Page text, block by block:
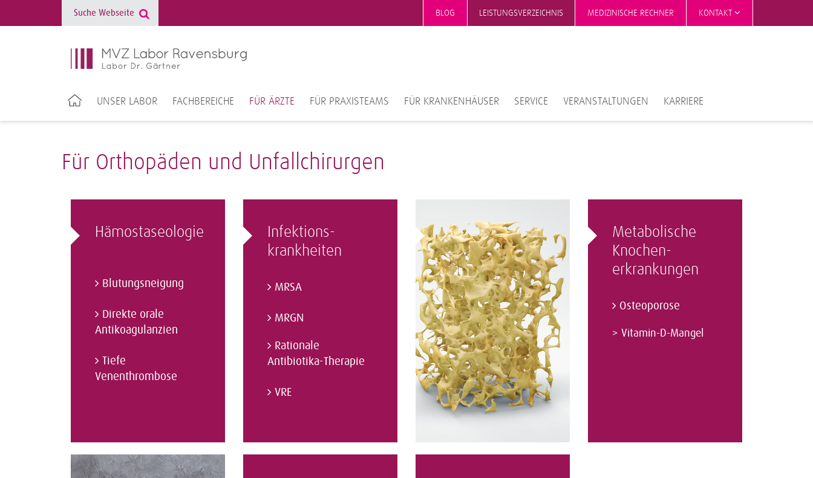
BLOG LEISTUNGSVERZEICHNIS MEDIZINISCHE RECHNER KONTAKT
UNSER LABOR FACHBEREICHE FÜR ÄRZTE FÜR PRAXISTEAMS FÜR KRANKENHÄUSER SERVICE VERANSTALTUNGEN KARRIERE
Für Orthopäden und Unfallchirurgen
Hämostaseologie
Blutungsneigung
Direkte orale
Antikoagulanzien
Tiefe
Venenthrombose
Infektions­
krankheiten
MRSA
MRGN
Rationale
Antibiotika-Therapie
VRE
Metabolische
Knochen­
erkrankungen
Osteoporose
> Vitamin-D-Mangel